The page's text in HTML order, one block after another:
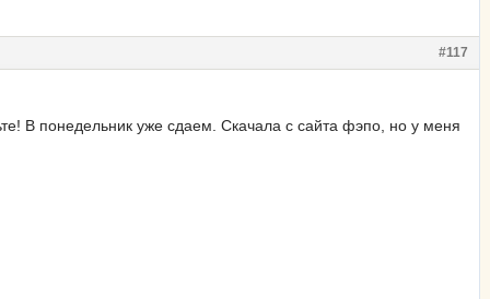
#117
В понедельник уже сдаем. Скачала с сайта фэпо, но у меня